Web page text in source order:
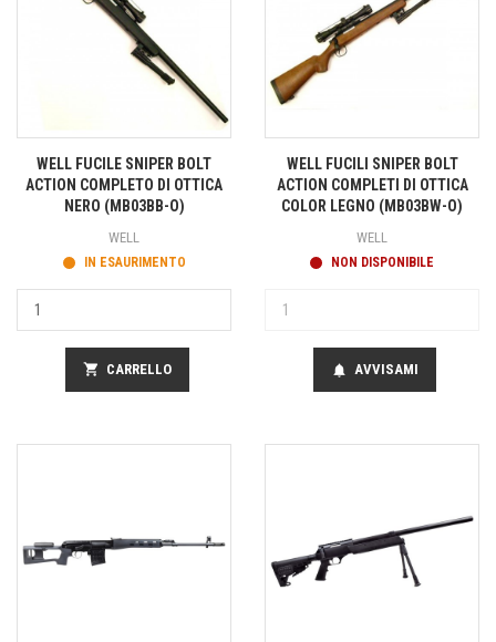
WELL FUCILE SNIPER BOLT
ACTION COMPLETO DI OTTICA
NERO (MB03BB-O)
WELL
IN ESAURIMENTO
shopping_cart CARRELLO
WELL FUCILI SNIPER BOLT
ACTION COMPLETI DI OTTICA
COLOR LEGNO (MB03BW-O)
WELL
NON DISPONIBILE
notifications AVVISAMI